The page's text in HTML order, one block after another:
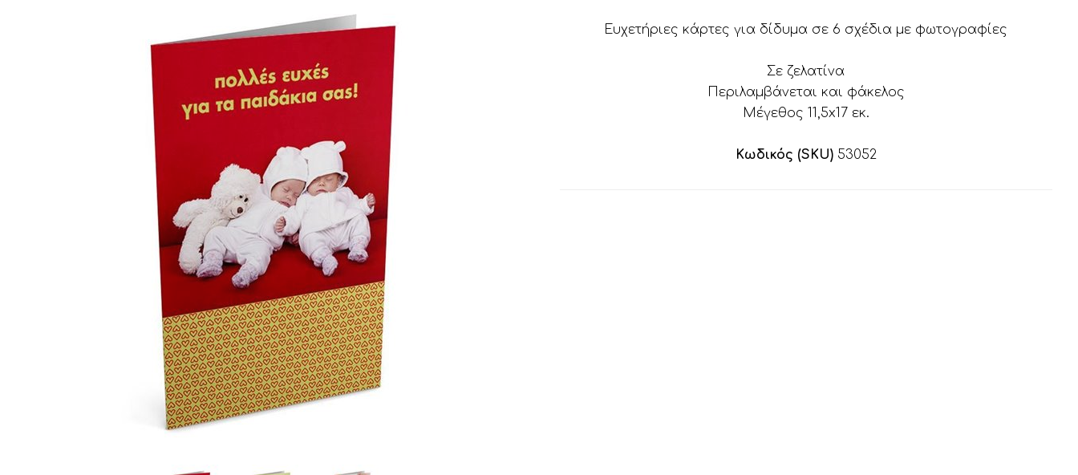
Ευχετήριες κάρτες για δίδυμα σε 6 σχέδια με φωτογραφίες
Σε ζελατίνα
Περιλαμβάνεται και φάκελος
Μέγεθος 11,5x17 εκ.
Κωδικός (SKU)53052